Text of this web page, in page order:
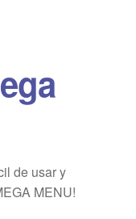
de usar y
MENU!